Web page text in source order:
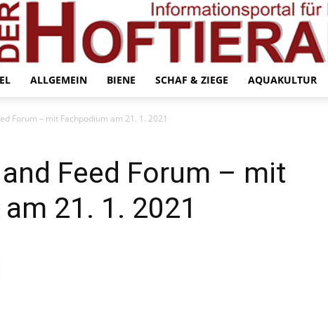
ALLGEMEIN BIENE SCHAF & ZIEGE AQUAKULTUR
Forum – mit Fachpodium am 21. 1. 2021
Feed Forum – mit
21. 1. 2021